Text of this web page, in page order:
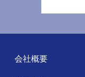
会社概要